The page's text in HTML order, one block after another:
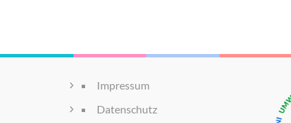
Impressum
Datenschutz